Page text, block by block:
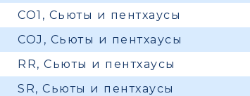
CO1, Сьюты и пентхаусы
COJ, Сьюты и пентхаусы
RR, Сьюты и пентхаусы
SR, Сьюты и пентхаусы